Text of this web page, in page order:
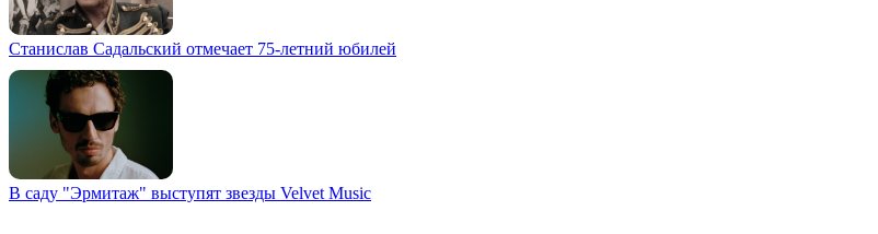
Станислав Садальский отмечает 75-летний юбилей
В саду "Эрмитаж" выступят звезды Velvet Music